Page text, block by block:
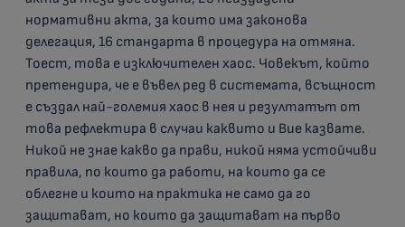
нормативни акта, за които има законова
делегация, 16 стандарта в процедура на отмяна.
Тоест, това е изключителен хаос. Човекът, който
претендира, че е въвел ред в системата, всъщност
е създал най-големия хаос в нея и резултатът от
това рефлектира в случаи каквито и Вие казвате.
Никой не знае какво да прави, никой няма устойчиви
правила, по които да работи, на които да се
облегне и които на практика не само да го
защитават, но които да защитават на първо